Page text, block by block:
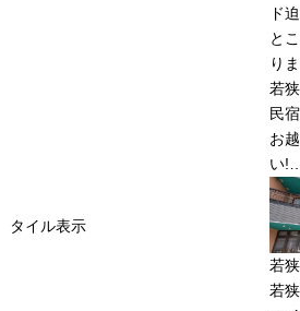
タイル表示
ド
と
り
若
民
お
い
若
若